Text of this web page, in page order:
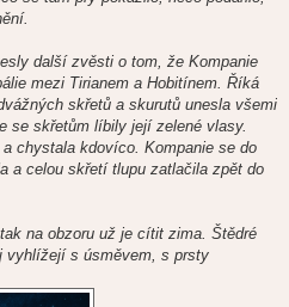
další zvěsti o tom, že Kompanie
mezi Tirianem a Hobitínem. Říká
skřetů a skurutů unesla všemi
se skřetům líbily její zelené vlasy.
chystala kdovíco. Kompanie se do
a celou skřetí tlupu zatlačila zpět do
na obzoru už je cítit zima. Štědré
vyhlížejí s úsměvem, s prsty